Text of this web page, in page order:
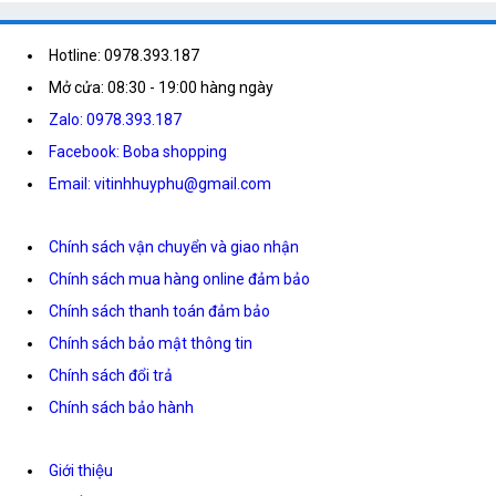
Hotline: 0978.393.187
Mở cửa: 08:30 - 19:00 hàng ngày
Zalo: 0978.393.187
Facebook: Boba shopping
Email: vitinhhuyphu@gmail.com
Chính sách vận chuyển và giao nhận
Chính sách mua hàng online đảm bảo
Chính sách thanh toán đảm bảo
Chính sách bảo mật thông tin
Chính sách đổi trả
Chính sách bảo hành
Giới thiệu